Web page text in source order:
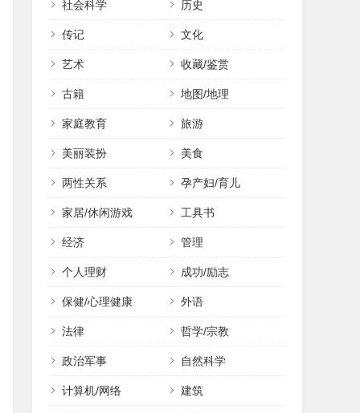
社会科学 历史
传记 文化
艺术 收藏/鉴赏
古籍 地图/地理
家庭教育 旅游
美丽装扮 美食
两性关系 孕产妇/育儿
家居/休闲游戏 工具书
经济 管理
个人理财 成功/励志
保健/心理健康 外语
法律 哲学/宗教
政治军事 自然科学
计算机/网络 建筑